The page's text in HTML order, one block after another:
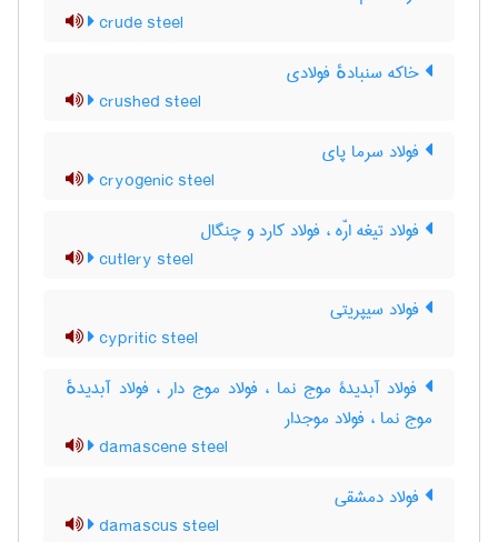
crude steel
خاکه سنبادهٔ فولادی
crushed steel
فولاد سرما پای
cryogenic steel
فولاد تیغه ارّه ، فولاد کارد و چنگال
cutlery steel
فولاد سیپریتی
cypritic steel
فولاد آبدیدۀ موج نما ، فولاد موج دار ، فولاد آبدیدهٔ
موج نما ، فولاد موجدار
damascene steel
فولاد دمشقی
damascus steel